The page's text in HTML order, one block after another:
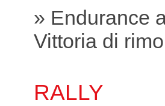
» Endurance
Vittoria di
RALLY